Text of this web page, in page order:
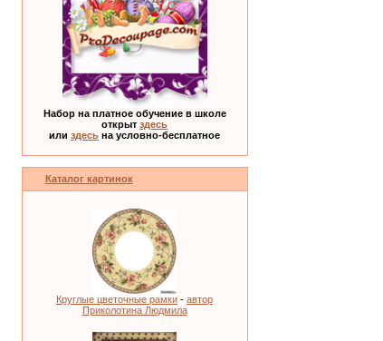
Набор на платное обучение в школе
открыт здесь
или здесь на условно-бесплатное
Каталог картинок
Круглые цветочные рамки - автор
Приколотина Людмила